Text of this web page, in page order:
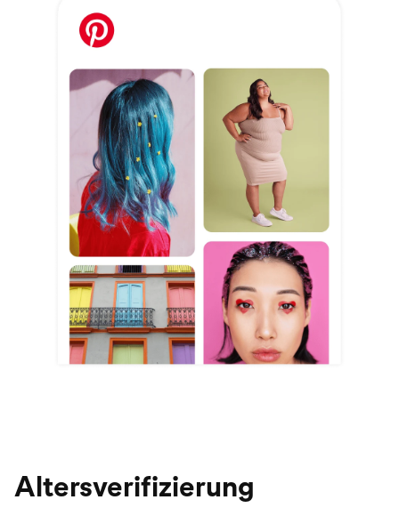
Altersverifizierung